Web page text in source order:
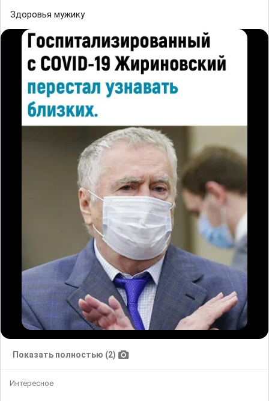
Здopoвья мyжикy
Показать полностью (2)
Интересное